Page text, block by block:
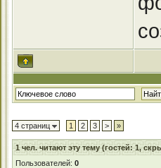
4 страниц 1 2 3 > »
1чел. читают эту тему (гостей: 1,
Пользователей: 0